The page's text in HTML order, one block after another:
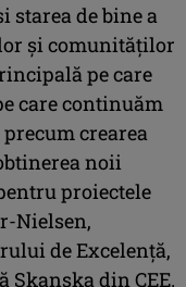
starea de bine a
și comunităților
pe care
care continuăm
crearea
noii
proiectele
Nielsen,
de Excelență,
din CEE.